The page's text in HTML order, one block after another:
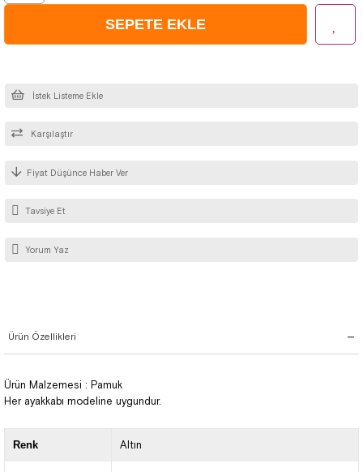
İstek Listeme Ekle
Karşılaştır
Fiyat Düşünce Haber Ver
Tavsiye Et
Yorum Yaz
Ürün Özellikleri
Ürün Malzemesi : Pamuk
Her ayakkabı modeline uygundur.
Renk Altın